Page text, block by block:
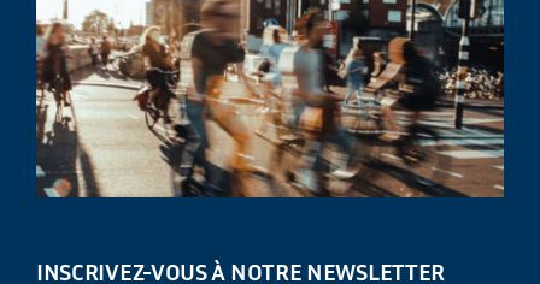
INSCRIVEZ-VOUS À NOTRE NEWSLETTER